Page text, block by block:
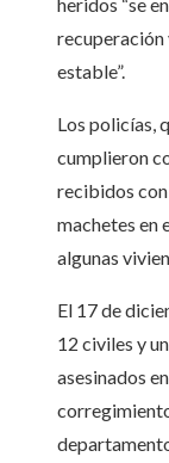
heridos “se
recuperación
estable”.
Los policías,
cumplieron
recibidos
machetes en
algunas
El 17 de
12 civiles y
asesinados